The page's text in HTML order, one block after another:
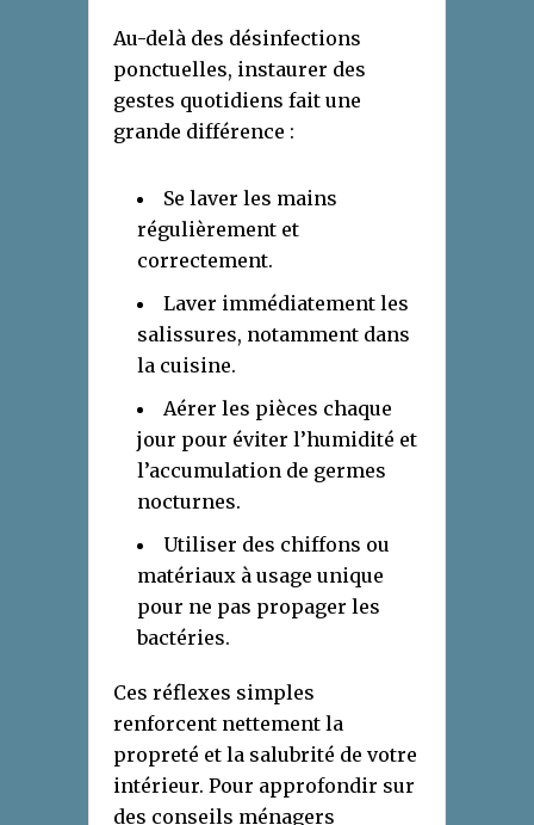
Au-delà des désinfections
ponctuelles, instaurer des
gestes quotidiens fait une
grande différence :
Se laver les mains
régulièrement et
correctement.
Laver immédiatement les
salissures, notamment dans
la cuisine.
Aérer les pièces chaque
jour pour éviter l’humidité et
l’accumulation de germes
nocturnes.
Utiliser des chiffons ou
matériaux à usage unique
pour ne pas propager les
bactéries.
Ces réflexes simples
renforcent nettement la
propreté et la salubrité de votre
intérieur. Pour approfondir sur
des conseils ménagers